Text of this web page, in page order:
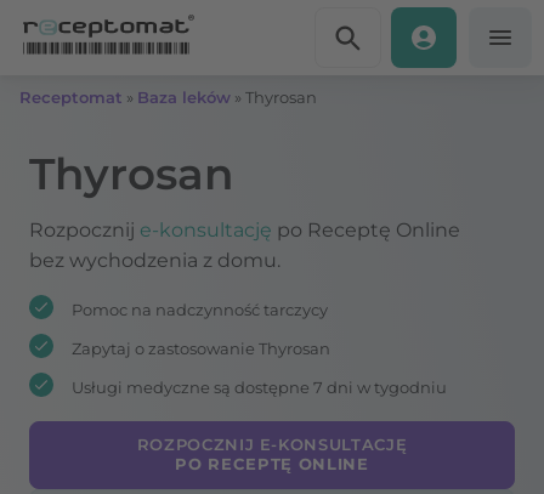
Receptomat » Baza leków » Thyrosan
Thyrosan
Rozpocznij e-konsultację po Receptę Online
bez wychodzenia z domu.
Pomoc na nadczynność tarczycy
Zapytaj o zastosowanie Thyrosan
Usługi medyczne są dostępne 7 dni w tygodniu
ROZPOCZNIJ E-KONSULTACJĘ
PO RECEPTĘ ONLINE